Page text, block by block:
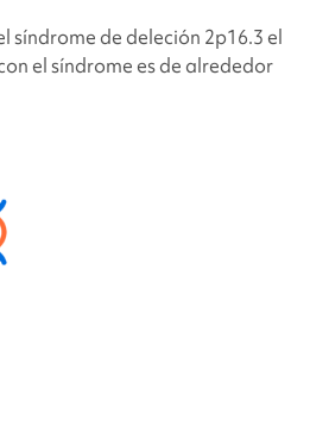
síndrome de deleción 2p16.3el
el síndrome es de alrededor